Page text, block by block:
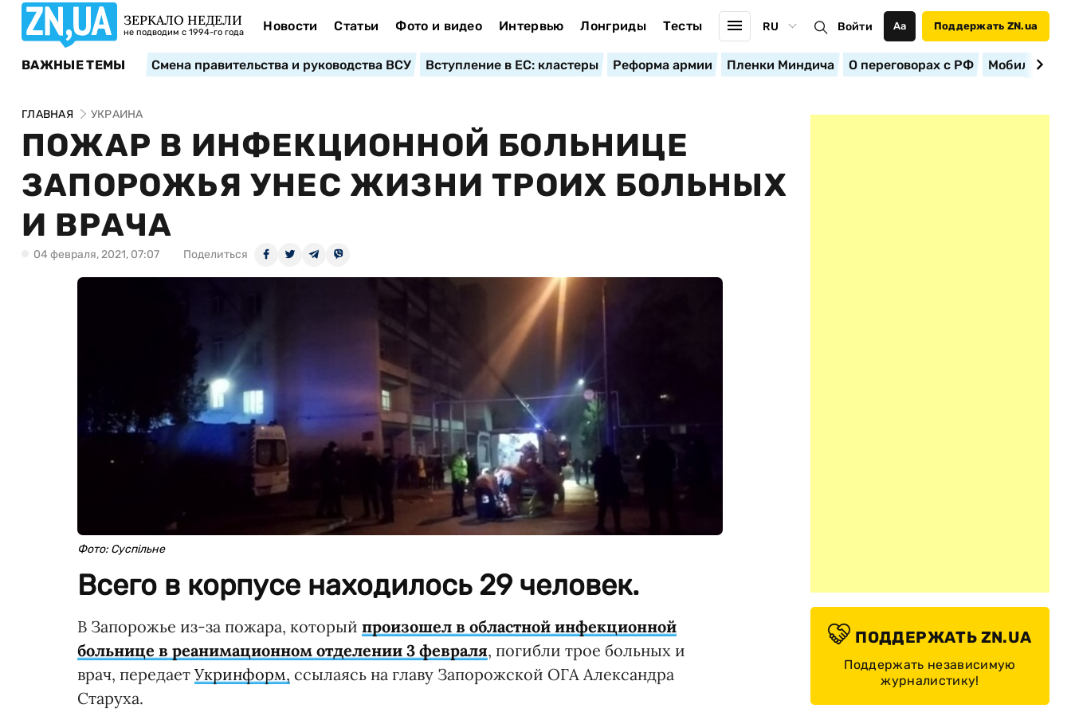
ЗЕРКАЛО НЕДЕЛИ
не подводим с 1994-го года Новости Статьи Фото и видео Интервью Лонгриды Тесты RU Войти Аа Поддержать ZN.ua
ВАЖНЫЕ ТЕМЫ Смена правительства и руководства ВСУ Вступление в ЕС: кластеры Реформа армии Пленки Миндича О переговорах с РФ
ГЛАВНАЯ УКРАИНА
ПОЖАР В ИНФЕКЦИОННОЙ БОЛЬНИЦЕ
ЗАПОРОЖЬЯ УНЕС ЖИЗНИ ТРОИХ БОЛЬНЫХ
И ВРАЧА
04 февраля, 2021, 07:07 Поделиться
Фото: Суспільне
Всего в корпусе находилось 29 человек.
В Запорожье из-за пожара, который произошел в областной инфекционной
больнице в реанимационном отделении 3 февраля, погибли трое больных и
врач, передает Укринформ, ссылаясь на главу Запорожской ОГА Александра
Старуха.
ПОДДЕРЖАТЬ ZN.UA
Поддержать независимую
журналистику!